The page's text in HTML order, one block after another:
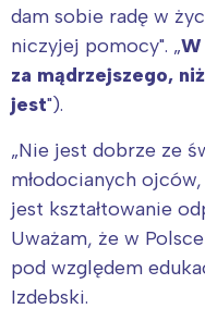
dam sobie radę w
niczyjej pomocy". „W
za mądrzejszego,
jest").
„Nie jest dobrze ze
młodocianych
jest kształtowanie
Uważam, że w
pod względem
Izdebski.
Wrocław